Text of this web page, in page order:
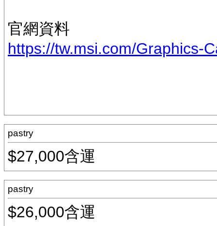
官網資料
https://tw.msi.com/Graphics-
pastry
$27,000含運
pastry
$26,000含運